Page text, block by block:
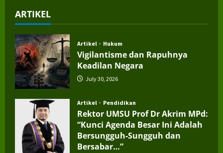
ARTIKEL
Artikel Hukum
Vigilantisme dan Rapuhnya
Keadilan Negara
July 30, 2026
Artikel Pendidikan
Rektor UMSU Prof Dr Akrim MPd:
“Kunci Agenda Besar Ini Adalah
Bersungguh-Sungguh dan
Bersabar…”